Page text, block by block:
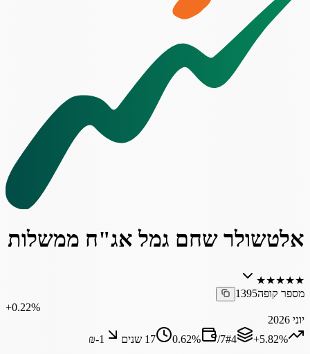
אלטשולר שחם גמל אג"ח ממשלות
★
★
★
★
★
מספר קופה1395
‎+0.22%
יוני 2026
‎+5.82%
#4
/7
0.62% 17 שנים ₪‎-1